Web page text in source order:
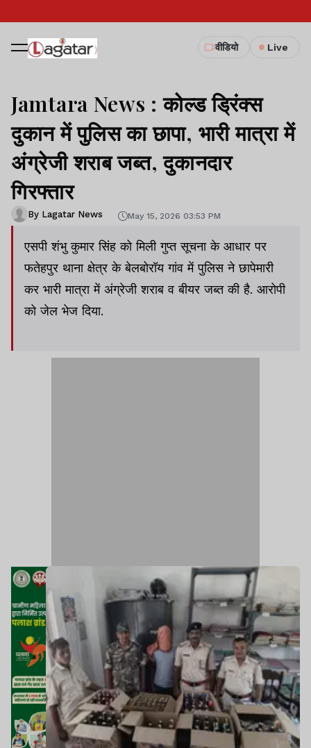
वीडियो Live
Jamtara News : कोल्ड ड्रिंक्स
दुकान में पुलिस का छापा, भारी मात्रा में
अंग्रेजी शराब जब्त, दुकानदार
गिरफ्तार
By Lagatar News May 15, 2026 03:53 PM
एसपी शंभु कुमार सिंह को मिली गुप्त सूचना के आधार पर
फतेहपुर थाना क्षेत्र के बेलबोरॉय गांव में पुलिस ने छापेमारी
कर भारी मात्रा में अंग्रेजी शराब व बीयर जब्त की है. आरोपी
को जेल भेज दिया.